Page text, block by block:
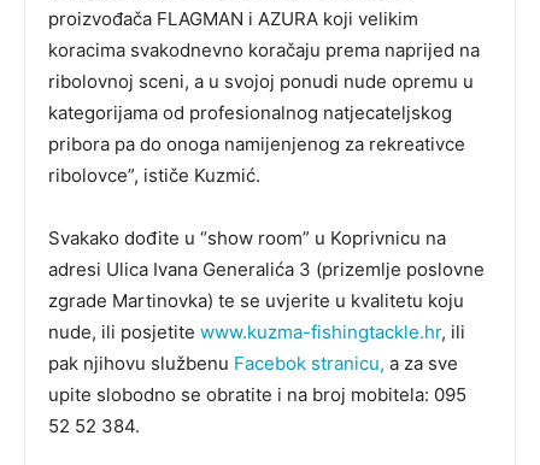
proizvođača FLAGMAN i AZURA koji velikim
koracima svakodnevno koračaju prema naprijed na
ribolovnoj sceni, a u svojoj ponudi nude opremu u
kategorijama od profesionalnog natjecateljskog
pribora pa do onoga namijenjenog za rekreativce
ribolovce”, ističe Kuzmić.
Svakako dođite u “show room” u Koprivnicu na
adresi Ulica Ivana Generalića 3 (prizemlje poslovne
zgrade Martinovka) te se uvjerite u kvalitetu koju
nude, ili posjetite www.kuzma-fishingtackle.hr, ili
pak njihovu službenu Facebok stranicu, a za sve
upite slobodno se obratite i na broj mobitela: 095
52 52 384.